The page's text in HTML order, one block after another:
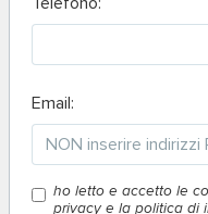
Email:
ho letto e accetto le
privacy e la politica di